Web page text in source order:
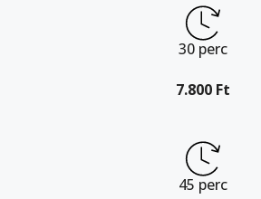
30 perc
7.800 Ft
45 perc